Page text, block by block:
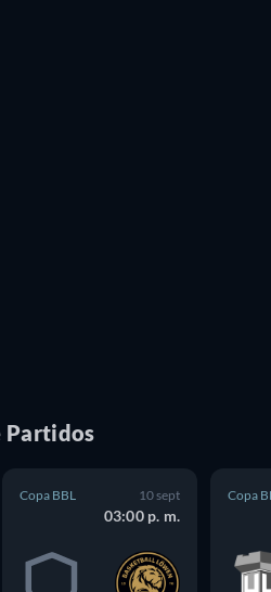
Partidos
Copa BBL 10 sept
03:00 p. m.
Copa